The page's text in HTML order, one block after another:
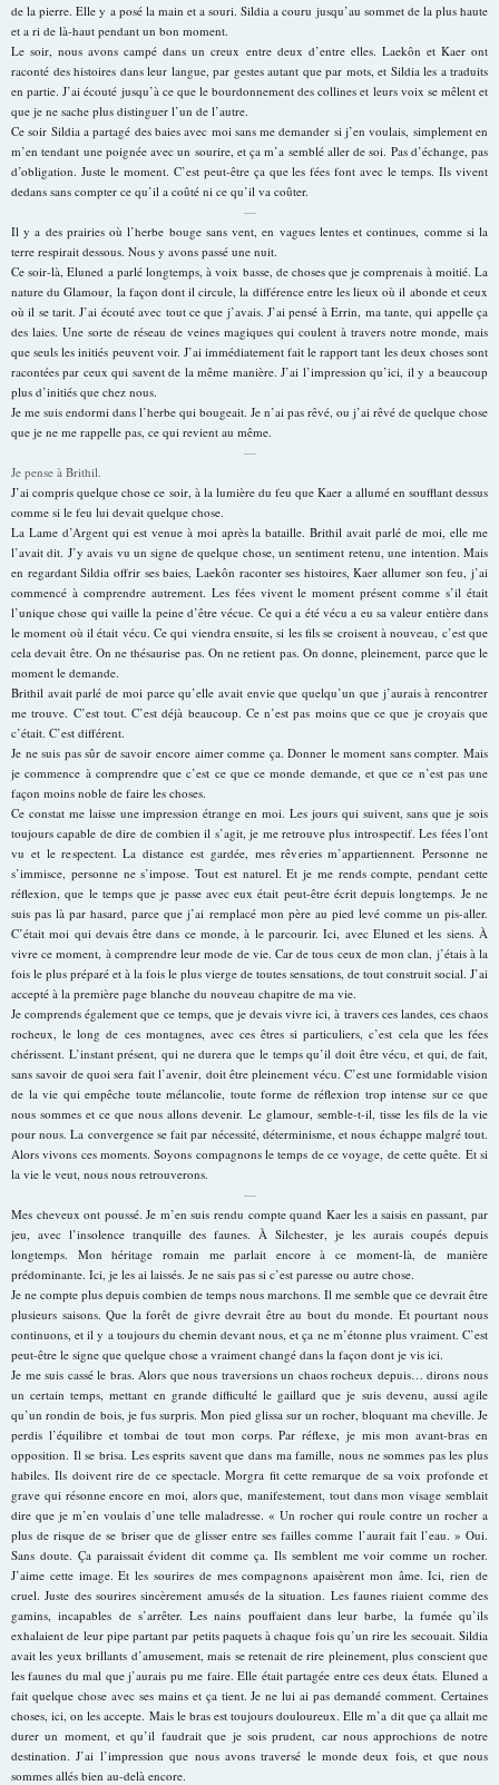
de la pierre. Elle y a posé la main et a souri. Sildia a couru jusqu’au sommet de la plus haute
et a ri de là-haut pendant un bon moment.
Le soir, nous avons campé dans un creux entre deux d’entre elles. Laekôn et Kaer ont
raconté des histoires dans leur langue, par gestes autant que par mots, et Sildia les a traduits
en partie. J’ai écouté jusqu’à ce que le bourdonnement des collines et leurs voix se mêlent et
que je ne sache plus distinguer l’un de l’autre.
Ce soir Sildia a partagé des baies avec moi sans me demander si j’en voulais, simplement en
m’en tendant une poignée avec un sourire, et ça m’a semblé aller de soi. Pas d’échange, pas
d’obligation. Juste le moment. C’est peut-être ça que les fées font avec le temps. Ils vivent
dedans sans compter ce qu’il a coûté ni ce qu’il va coûter.
—
Il y a des prairies où l’herbe bouge sans vent, en vagues lentes et continues, comme si la
terre respirait dessous. Nous y avons passé une nuit.
Ce soir-là, Eluned a parlé longtemps, à voix basse, de choses que je comprenais à moitié. La
nature du Glamour, la façon dont il circule, la différence entre les lieux où il abonde et ceux
où il se tarit. J’ai écouté avec tout ce que j’avais. J’ai pensé à Errin, ma tante, qui appelle ça
des laies. Une sorte de réseau de veines magiques qui coulent à travers notre monde, mais
que seuls les initiés peuvent voir. J’ai immédiatement fait le rapport tant les deux choses sont
racontées par ceux qui savent de la même manière. J’ai l’impression qu’ici, il y a beaucoup
plus d’initiés que chez nous.
Je me suis endormi dans l’herbe qui bougeait. Je n’ai pas rêvé, ou j’ai rêvé de quelque chose
que je ne me rappelle pas, ce qui revient au même.
—
Je pense à Brithil.
J’ai compris quelque chose ce soir, à la lumière du feu que Kaer a allumé en soufflant dessus
comme si le feu lui devait quelque chose.
La Lame d’Argent qui est venue à moi après la bataille. Brithil avait parlé de moi, elle me
l’avait dit. J’y avais vu un signe de quelque chose, un sentiment retenu, une intention. Mais
en regardant Sildia offrir ses baies, Laekôn raconter ses histoires, Kaer allumer son feu, j’ai
commencé à comprendre autrement. Les fées vivent le moment présent comme s’il était
l’unique chose qui vaille la peine d’être vécue. Ce qui a été vécu a eu sa valeur entière dans
le moment où il était vécu. Ce qui viendra ensuite, si les fils se croisent à nouveau, c’est que
cela devait être. On ne thésaurise pas. On ne retient pas. On donne, pleinement, parce que le
moment le demande.
Brithil avait parlé de moi parce qu’elle avait envie que quelqu’un que j’aurais à rencontrer
me trouve. C’est tout. C’est déjà beaucoup. Ce n’est pas moins que ce que je croyais que
c’était. C’est différent.
Je ne suis pas sûr de savoir encore aimer comme ça. Donner le moment sans compter. Mais
je commence à comprendre que c’est ce que ce monde demande, et que ce n’est pas une
façon moins noble de faire les choses.
Ce constat me laisse une impression étrange en moi. Les jours qui suivent, sans que je sois
toujours capable de dire de combien il s’agit, je me retrouve plus introspectif. Les fées l’ont
vu et le respectent. La distance est gardée, mes rêveries m’appartiennent. Personne ne
s’immisce, personne ne s’impose. Tout est naturel. Et je me rends compte, pendant cette
réflexion, que le temps que je passe avec eux était peut-être écrit depuis longtemps. Je ne
suis pas là par hasard, parce que j’ai remplacé mon père au pied levé comme un pis-aller.
C’était moi qui devais être dans ce monde, à le parcourir. Ici, avec Eluned et les siens. À
vivre ce moment, à comprendre leur mode de vie. Car de tous ceux de mon clan, j’étais à la
fois le plus préparé et à la fois le plus vierge de toutes sensations, de tout construit social. J’ai
accepté à la première page blanche du nouveau chapitre de ma vie.
Je comprends également que ce temps, que je devais vivre ici, à travers ces landes, ces chaos
rocheux, le long de ces montagnes, avec ces êtres si particuliers, c’est cela que les fées
chérissent. L’instant présent, qui ne durera que le temps qu’il doit être vécu, et qui, de fait,
sans savoir de quoi sera fait l’avenir, doit être pleinement vécu. C’est une formidable vision
de la vie qui empêche toute mélancolie, toute forme de réflexion trop intense sur ce que
nous sommes et ce que nous allons devenir. Le glamour, semble-t-il, tisse les fils de la vie
pour nous. La convergence se fait par nécessité, déterminisme, et nous échappe malgré tout.
Alors vivons ces moments. Soyons compagnons le temps de ce voyage, de cette quête. Et si
la vie le veut, nous nous retrouverons.
—
Mes cheveux ont poussé. Je m’en suis rendu compte quand Kaer les a saisis en passant, par
jeu, avec l’insolence tranquille des faunes. À Silchester, je les aurais coupés depuis
longtemps. Mon héritage romain me parlait encore à ce moment-là, de manière
prédominante. Ici, je les ai laissés. Je ne sais pas si c’est paresse ou autre chose.
Je ne compte plus depuis combien de temps nous marchons. Il me semble que ce devrait être
plusieurs saisons. Que la forêt de givre devrait être au bout du monde. Et pourtant nous
continuons, et il y a toujours du chemin devant nous, et ça ne m’étonne plus vraiment. C’est
peut-être le signe que quelque chose a vraiment changé dans la façon dont je vis ici.
Je me suis cassé le bras. Alors que nous traversions un chaos rocheux depuis… dirons nous
un certain temps, mettant en grande difficulté le gaillard que je suis devenu, aussi agile
qu’un rondin de bois, je fus surpris. Mon pied glissa sur un rocher, bloquant ma cheville. Je
perdis l’équilibre et tombai de tout mon corps. Par réflexe, je mis mon avant-bras en
opposition. Il se brisa. Les esprits savent que dans ma famille, nous ne sommes pas les plus
habiles. Ils doivent rire de ce spectacle. Morgra fit cette remarque de sa voix profonde et
grave qui résonne encore en moi, alors que, manifestement, tout dans mon visage semblait
dire que je m’en voulais d’une telle maladresse. « Un rocher qui roule contre un rocher a
plus de risque de se briser que de glisser entre ses failles comme l’aurait fait l’eau. » Oui.
Sans doute. Ça paraissait évident dit comme ça. Ils semblent me voir comme un rocher.
J’aime cette image. Et les sourires de mes compagnons apaisèrent mon âme. Ici, rien de
cruel. Juste des sourires sincèrement amusés de la situation. Les faunes riaient comme des
gamins, incapables de s’arrêter. Les nains pouffaient dans leur barbe, la fumée qu’ils
exhalaient de leur pipe partant par petits paquets à chaque fois qu’un rire les secouait. Sildia
avait les yeux brillants d’amusement, mais se retenait de rire pleinement, plus conscient que
les faunes du mal que j’aurais pu me faire. Elle était partagée entre ces deux états. Eluned a
fait quelque chose avec ses mains et ça tient. Je ne lui ai pas demandé comment. Certaines
choses, ici, on les accepte. Mais le bras est toujours douloureux. Elle m’a dit que ça allait me
durer un moment, et qu’il faudrait que je sois prudent, car nous approchions de notre
destination. J’ai l’impression que nous avons traversé le monde deux fois, et que nous
sommes allés bien au-delà encore.